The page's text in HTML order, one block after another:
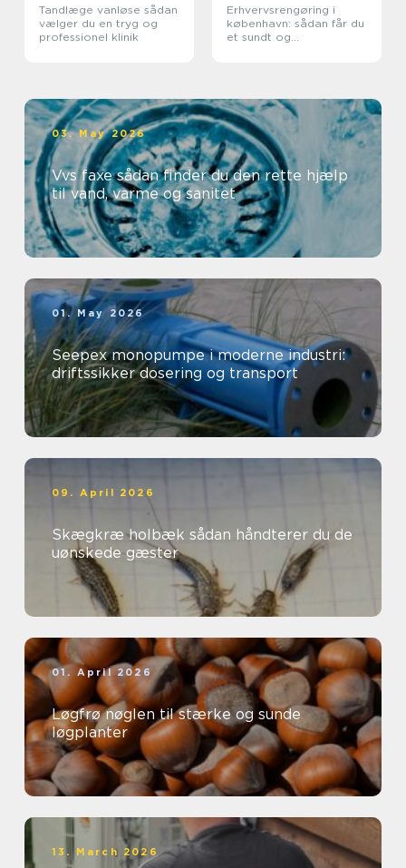
Tandlæge vanløse sådan
vælger du en tryg og
professionel klinik
Erhvervsrengøring i
københavn: sådan får du
et sundt og
03. May 2026
Vvs faxe sådan finder du den rette hjælp
til vand, varme og sanitet
01. May 2026
Seepex monopumpe i moderne industri:
driftssikker dosering og transport
09. April 2026
Skægkræ holbæk sådan håndterer du de
uønskede gæster
01. April 2026
Løgfrø nøglen til stærke og sunde
løgplanter
13. March 2026